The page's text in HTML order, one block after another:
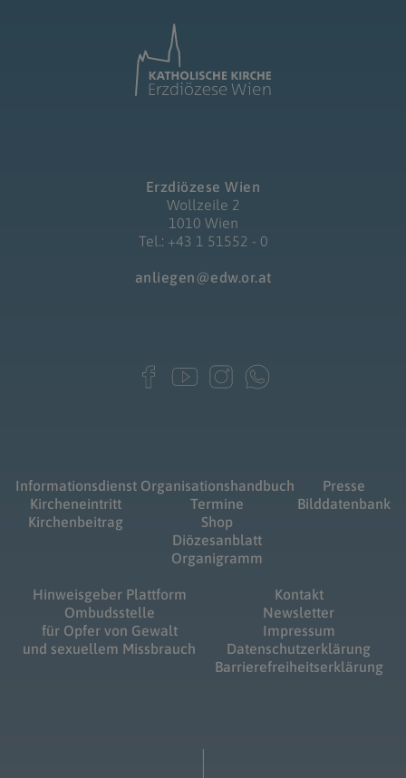
Erzdiözese Wien
Wollzeile 2
1010 Wien
Tel.: +43 1 51552 - 0
anliegen@edw.or.at
Informationsdienst
Kircheneintritt
Kirchenbeitrag
Organisationshandbuch
Termine
Shop
Diözesanblatt
Organigramm
Presse
Bilddatenbank
Hinweisgeber Plattform
Ombudsstelle
für Opfer von Gewalt
und sexuellem Missbrauch
Kontakt
Newsletter
Impressum
Datenschutzerklärung
Barrierefreiheitserklärung